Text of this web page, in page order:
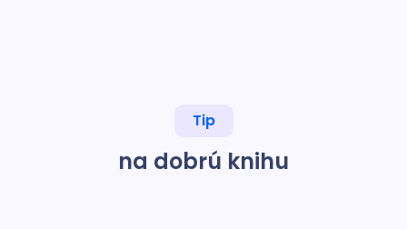
Tip
na dobrú knihu